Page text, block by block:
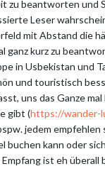
zu beantworten und
Leser
mit Abstand die
ganz kurz zu
in Usbekistan und
und touristisch
uns das Ganze
gibt (https://wander-
jedem empfehlen
kann oder
ist eh überall